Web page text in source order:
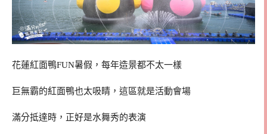
花蓮紅面鴨FUN暑假，每年造景都不太一樣
巨無霸的紅面鴨也太吸睛，這區就是活動會場
滿分抵達時，正好是水舞秀的表演